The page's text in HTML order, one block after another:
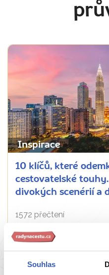
Souhlas
Inspirace
10 klíčů, které
cestovatelské
divokých scenérií a
1572 přečtení